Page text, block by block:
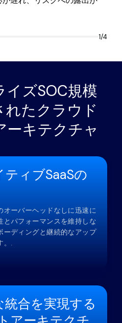
1/4
ズSOC規模
れたクラウド
ーキテクチャ
ィブSaaSの
オーバーヘッドなしに迅速に
とパフォーマンスを維持しな
ーディングと継続的なアップ
。.
合を実現する